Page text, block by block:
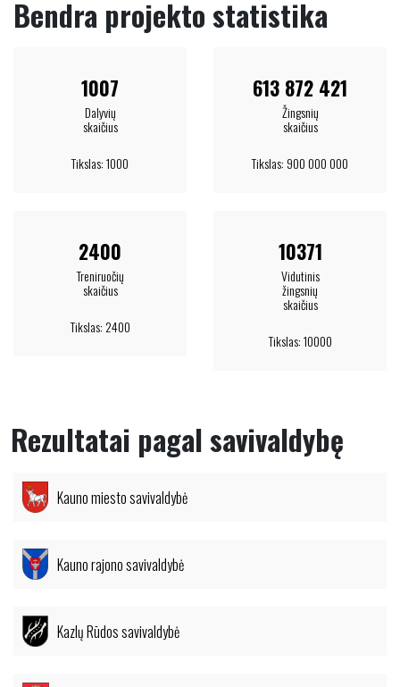
Bendra projekto statistika
1007
Dalyvių
skaičius
Tikslas: 1000
613 872 421
Žingsnių
skaičius
Tikslas: 900 000 000
2400
Treniruočių
skaičius
Tikslas: 2400
10371
Vidutinis
žingsnių
skaičius
Tikslas: 10000
Rezultatai pagal savivaldybę
Kauno miesto savivaldybė
Kauno rajono savivaldybė
Kazlų Rūdos savivaldybė